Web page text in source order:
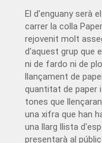
El d'enguany serà
carrer la colla
rejovenit molt
d'aquest grup que
ni de fardo ni de
llançament de
quantitat de paper
tones que
una xifra que han
una llarg llista
presentarà al